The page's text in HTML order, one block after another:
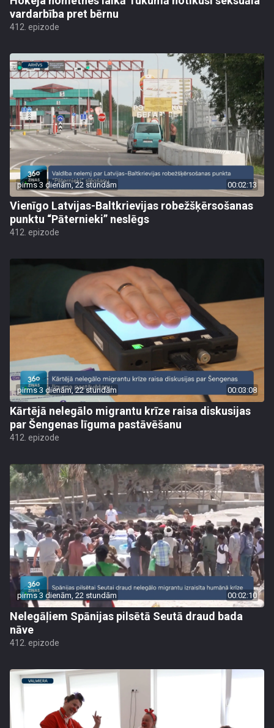
vardarbība pret bērnu
412. epizode
pirms 3 dienām, 22 stundām 00:02:13
Vienīgo Latvijas-Baltkrievijas robežšķērsošanas
punktu “Pāternieki” neslēgs
412. epizode
pirms 3 dienām, 22 stundām 00:03:08
Kārtējā nelegālo migrantu krīze raisa diskusijas
par Šengenas līguma pastāvēšanu
412. epizode
pirms 3 dienām, 22 stundām 00:02:10
Nelegāļiem Spānijas pilsētā Seutā draud bada
nāve
412. epizode